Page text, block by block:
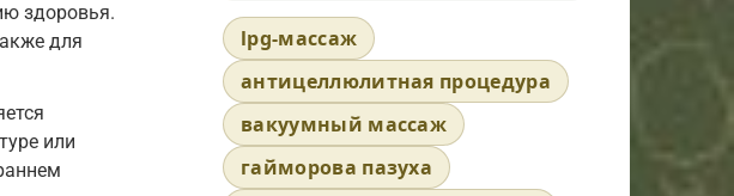
здоровья.
для
или
lpg-массаж
антицеллюлитная процедура
вакуумный массаж
гайморова пазуха